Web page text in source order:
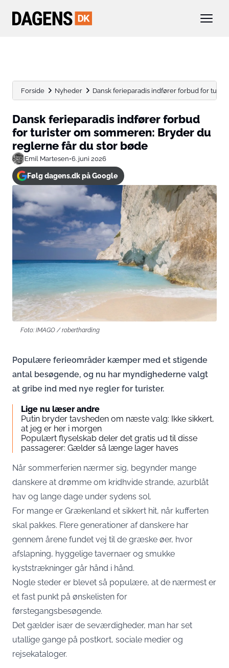
Forside Nyheder Dansk ferieparadis indfører forbud for
Dansk ferieparadis indfører forbud
for turister om sommeren: Bryder du
reglerne får du stor bøde
Emil Martesen•6. juni 2026
Følg dagens.dk på Google
Foto: IMAGO / robertharding
Populære ferieområder kæmper med et stigende
antal besøgende, og nu har myndighederne valgt
at gribe ind med nye regler for turister.
Lige nu læser andre
Putin bryder tavsheden om næste valg: Ikke sikkert,
at jeg er her i morgen
Populært flyselskab deler det gratis ud til disse
passagerer: Gælder så længe lager haves
Når sommerferien nærmer sig, begynder mange
danskere at drømme om kridhvide strande, azurblåt
hav og lange dage under sydens sol.
For mange er Grækenland et sikkert hit, når kufferten
skal pakkes. Flere generationer af danskere har
gennem årene fundet vej til de græske øer, hvor
afslapning, hyggelige tavernaer og smukke
kyststrækninger går hånd i hånd.
Nogle steder er blevet så populære, at de nærmest er
et fast punkt på ønskelisten for
førstegangsbesøgende.
Det gælder især de seværdigheder, man har set
utallige gange på postkort, sociale medier og
rejsekataloger.